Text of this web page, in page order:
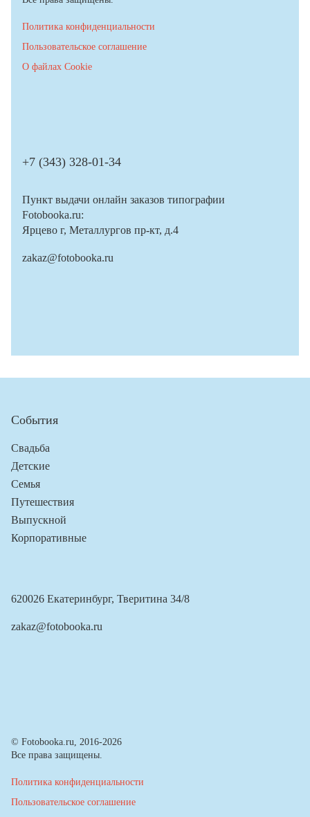
Политика конфиденциальности
Пользовательское соглашение
О файлах Cookie
+7 (343) 328-01-34
Пункт выдачи онлайн заказов типографии
Fotobooka.ru:
Ярцево г, Металлургов пр-кт, д.4
zakaz@fotobooka.ru
События
Свадьба
Детские
Семья
Путешествия
Выпускной
Корпоративные
620026 Екатеринбург, Тверитина 34/8
zakaz@fotobooka.ru
© Fotobooka.ru, 2016-2026
Все права защищены.
Политика конфиденциальности
Пользовательское соглашение